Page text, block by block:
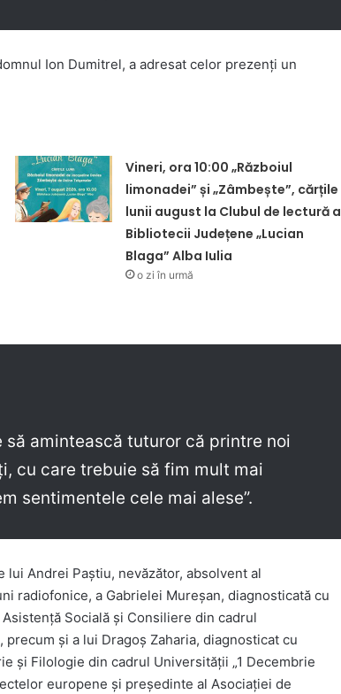
Ion Dumitrel, a adresat celor prezenți un
Vineri, ora 10:00 „Războiul
limonadei” și „Zâmbește”, cărțile
lunii august la Clubul de lectură a
Bibliotecii Județene „Lucian
Blaga” Alba Iulia
o zi în urmă
amintească tuturor că printre noi
cu care trebuie să fim mult mai
sentimentele cele mai alese”.
Andrei Paștiu, nevăzător, absolvent al
radiofonice, a Gabrielei Mureșan, diagnosticată cu
Socială și Consiliere din cadrul
și a lui Dragoș Zaharia, diagnosticat cu
şi Filologie din cadrul Universității „1 Decembrie
europene și președinte al Asociației de